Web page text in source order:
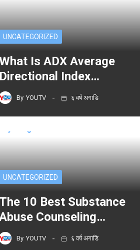
UNCATEGORIZED
Is ADX Average
Directional Index…
By YOUTV ६ वर्ष अगाडि
UNCATEGORIZED
The 10 Best Substance
Counseling…
By YOUTV ६ वर्ष अगाडि